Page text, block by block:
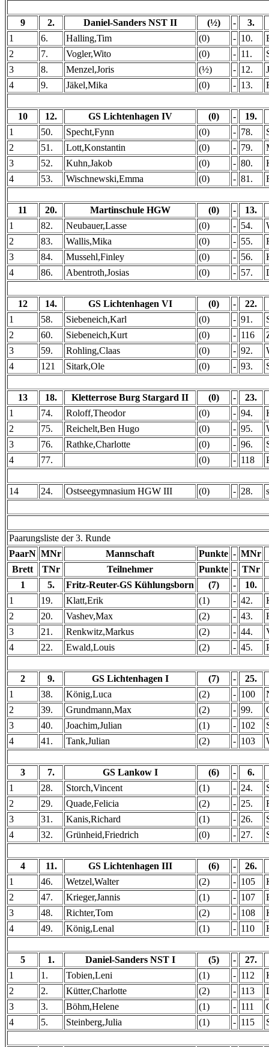
9 2. Daniel-Sanders NST II (½) -
3.
1
6. Halling,Tim (0) - 10.
2
7. Vogler,Wito (0) - 11.
3
8. Menzel,Joris (½) - 12.
4
9. Jäkel,Mika (0) - 13.
10 12. GS Lichtenhagen IV (0) -
19.
1
50. Specht,Fynn (0) - 78.
2
51. Lott,Konstantin (0) - 79.
3
52. Kuhn,Jakob (0) - 80.
4
53. Wischnewski,Emma (0) - 81.
11 20. Martinschule HGW (0) -
13.
1
82. Neubauer,Lasse (0) - 54.
2
83. Wallis,Mika (0) - 55.
3
84. Mussehl,Finley (0) - 56.
4
86. Abentroth,Josias (0) - 57.
12 14. GS Lichtenhagen VI (0) -
22.
1
58. Siebeneich,Karl (0) - 91.
2
60. Siebeneich,Kurt (0) - 116
3
59. Rohling,Claas (0) - 92.
4
121 Sitark,Ole (0) - 93.
13 18. Kletterrose Burg Stargard II (0) -
23.
1
74. Roloff,Theodor (0) - 94.
2
75. Reichelt,Ben Hugo (0) - 95.
3
76. Rathke,Charlotte (0) - 96.
4
77. (0) - 118
14 24. Ostseegymnasium HGW III (0) - 28.
Paarungsliste der 3. Runde
PaarN MNr Mannschaft Punkte - MNr
Brett
TNr Teilnehmer Punkte - TNr
1
5. Fritz-Reuter-GS Kühlungsborn (7) -
10.
1
19. Klatt,Erik (1) - 42.
2
20. Vashev,Max (2) - 43.
3
21. Renkwitz,Markus (2) - 44.
4
22. Ewald,Louis (2) - 45.
2 9. GS Lichtenhagen I (7) -
25.
1
38. König,Luca (2) - 100
2
39. Grundmann,Max (2) - 99.
3
40. Joachim,Julian (1) - 102
4
41. Tank,Julian (2) - 103
3 7. GS Lankow I (6) -
6.
1
28. Storch,Vincent (1) - 24.
2
29. Quade,Felicia (2) - 25.
3
31. Kanis,Richard (1) - 26.
4
32. Grünheid,Friedrich (0) - 27.
4 11. GS Lichtenhagen III (6) -
26.
1
46. Wetzel,Walter (2) - 105
2
47. Krieger,Jannis (1) - 107
3
48. Richter,Tom (2) - 108
4
49. König,Lenal (1) - 110
5 1. Daniel-Sanders NST I (5) -
27.
1
1. Tobien,Leni (1) - 112
2
2. Kütter,Charlotte (2) - 113
3
3. Böhm,Helene (1) - 111
4
5. Steinberg,Julia (1) - 115